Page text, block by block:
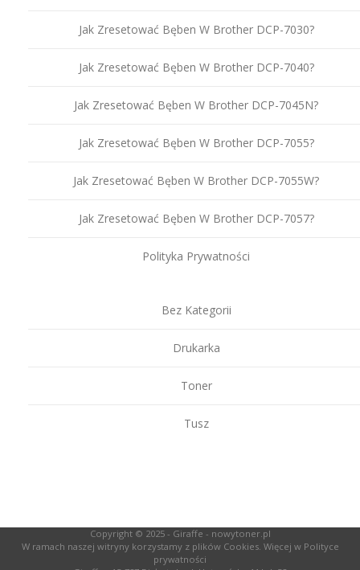
Jak Zresetować Bęben W Brother DCP-7030?
Jak Zresetować Bęben W Brother DCP-7040?
Jak Zresetować Bęben W Brother DCP-7045N?
Jak Zresetować Bęben W Brother DCP-7055?
Jak Zresetować Bęben W Brother DCP-7055W?
Jak Zresetować Bęben W Brother DCP-7057?
Polityka Prywatności
Bez Kategorii
Drukarka
Toner
Tusz
Copyright © 2025 - Giraffe - nowytoner.pl
W ramach naszej witryny korzystamy z plików Cookies. Więcej w Polityce
prywatności